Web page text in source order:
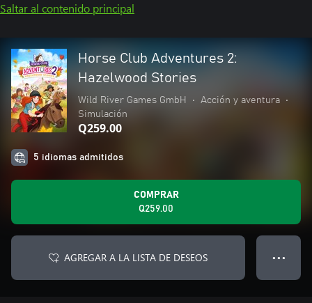
Saltar al contenido principal
Horse Club Adventures 2:
Hazelwood Stories
Wild River Games GmbH • Acción y aventura
•
Simulación
Q259.00
5 idiomas admitidos
COMPRAR
Q259.00
AGREGAR A LA LISTA DE DESEOS ● ● ●